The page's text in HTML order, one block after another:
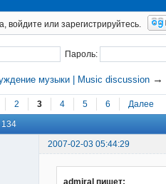
войдите или зарегистрируйтесь.
Пароль:
музыки | Music discussion →
2 3 4 5 6 Далее
2007-02-03 05:44:29
admiral пишет: